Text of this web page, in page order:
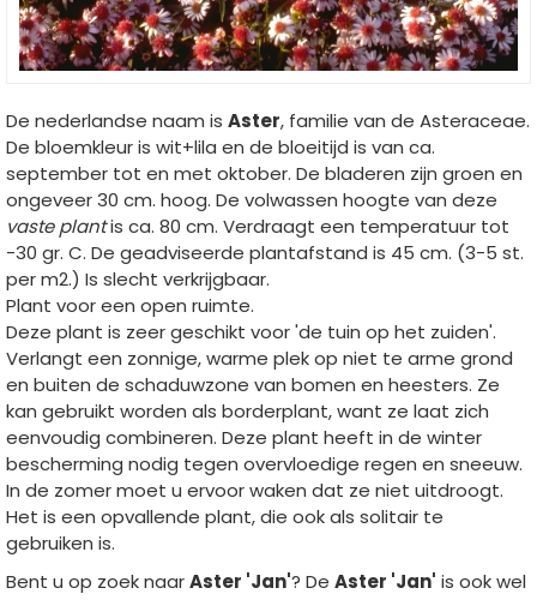
De nederlandse naam is Aster, familie van de Asteraceae.
De bloemkleur is wit+lila en de bloeitijd is van ca.
september tot en met oktober. De bladeren zijn groen en
ongeveer 30 cm. hoog. De volwassen hoogte van deze
vaste plantis ca. 80 cm. Verdraagt een temperatuur tot
-30 gr. C. De geadviseerde plantafstand is 45 cm. (3-5 st.
per m2.) Is slecht verkrijgbaar.
Plant voor een open ruimte.
Deze plant is zeer geschikt voor 'de tuin op het zuiden'.
Verlangt een zonnige, warme plek op niet te arme grond
en buiten de schaduwzone van bomen en heesters. Ze
kan gebruikt worden als borderplant, want ze laat zich
eenvoudig combineren. Deze plant heeft in de winter
bescherming nodig tegen overvloedige regen en sneeuw.
In de zomer moet u ervoor waken dat ze niet uitdroogt.
Het is een opvallende plant, die ook als solitair te
gebruiken is.
Bent u op zoek naarAster 'Jan'? De Aster 'Jan' is ook wel